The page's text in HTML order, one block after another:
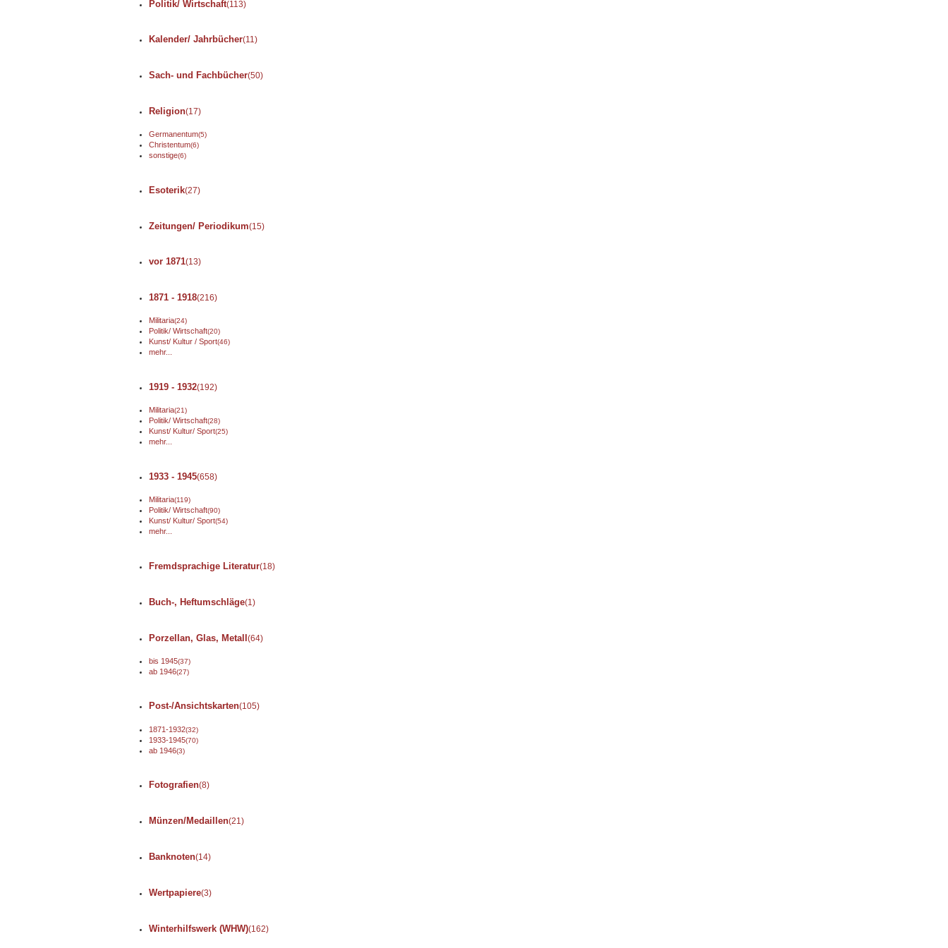
Politik/ Wirtschaft(113)
Kalender/ Jahrbücher(11)
Sach- und Fachbücher(50)
Religion(17)
Germanentum(5)
Christentum(6)
sonstige(6)
Esoterik(27)
Zeitungen/ Periodikum(15)
vor 1871(13)
1871 - 1918(216)
Militaria(24)
Politik/ Wirtschaft(20)
Kunst/ Kultur / Sport(46)
mehr...
1919 - 1932(192)
Militaria(21)
Politik/ Wirtschaft(28)
Kunst/ Kultur/ Sport(25)
mehr...
1933 - 1945(658)
Militaria(119)
Politik/ Wirtschaft(90)
Kunst/ Kultur/ Sport(54)
mehr...
Fremdsprachige Literatur(18)
Buch-, Heftumschläge(1)
Porzellan, Glas, Metall(64)
bis 1945(37)
ab 1946(27)
Post-/Ansichtskarten(105)
1871-1932(32)
1933-1945(70)
ab 1946(3)
Fotografien(8)
Münzen/Medaillen(21)
Banknoten(14)
Wertpapiere(3)
Winterhilfswerk (WHW)(162)